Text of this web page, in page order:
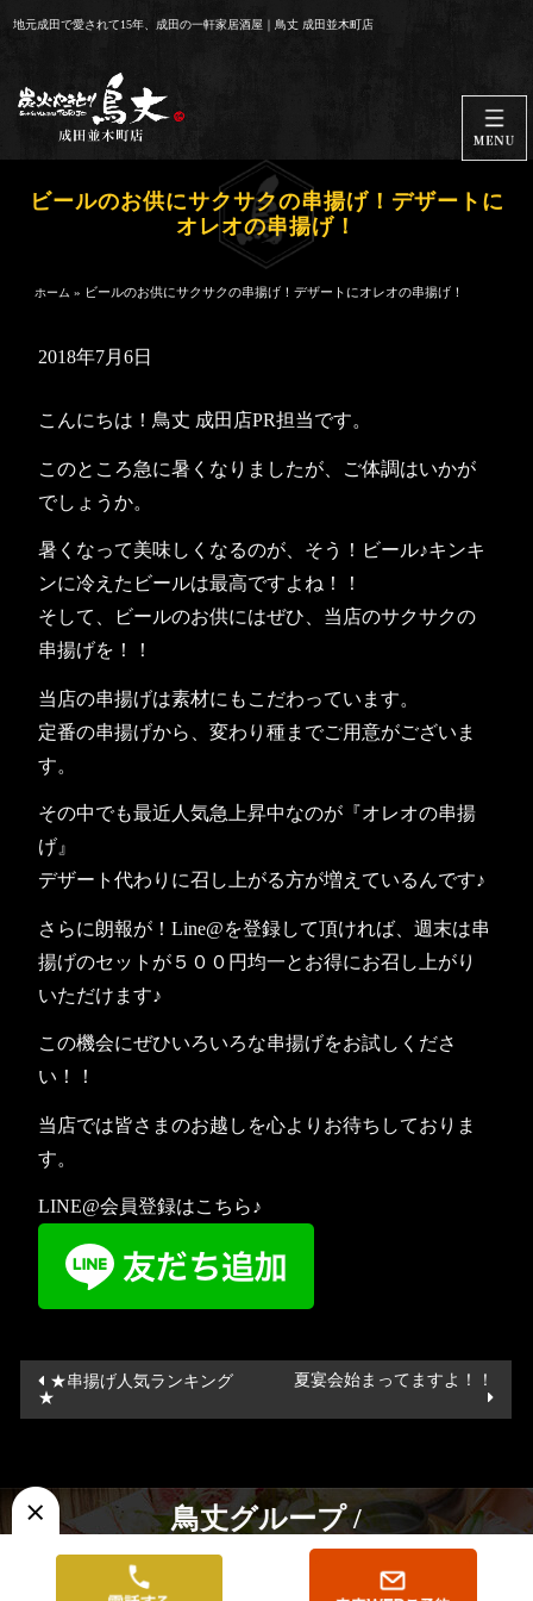
へ
地元成田で愛されて15年、成田の一軒家居酒屋｜鳥丈 成田並木町店
ビールのお供にサクサクの串揚げ！デザートに
オレオの串揚げ！
ホーム » ビールのお供にサクサクの串揚げ！デザートにオレオの串揚げ！
2018年7月6日
こんにちは！鳥丈 成田店PR担当です。
このところ急に暑くなりましたが、ご体調はいかが
でしょうか。
暑くなって美味しくなるのが、そう！ビール♪キンキ
ンに冷えたビールは最高ですよね！！
そして、ビールのお供にはぜひ、当店のサクサクの
串揚げを！！
当店の串揚げは素材にもこだわっています。
定番の串揚げから、変わり種までご用意がございま
す。
その中でも最近人気急上昇中なのが『オレオの串揚
げ』
デザート代わりに召し上がる方が増えているんです♪
さらに朗報が！Line@を登録して頂ければ、週末は串
揚げのセットが５００円均一とお得にお召し上がり
いただけます♪
この機会にぜひいろいろな串揚げをお試しくださ
い！！
当店では皆さまのお越しを心よりお待ちしておりま
す。
LINE@会員登録はこちら♪
投
稿
ゲ
★串揚げ人気ランキング
★
夏宴会始まってますよ！！
鳥丈グループ /
鳥丈 成田並木町店